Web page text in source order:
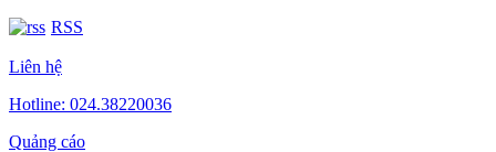
RSS
Liên hệ
Hotline: 024.38220036
Quảng cáo